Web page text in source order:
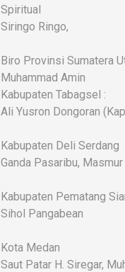
Spiritual
Siringo Ringo,
Biro Provinsi Sumatera
Muhammad Amin
Kabupaten Tabagsel :
Ali Yusron Dongoran
Kabupaten Deli Serdang
Ganda Pasaribu,
Kabupaten Pematang
Sihol Pangabean
Kota Medan
Saut Patar H. Siregar,